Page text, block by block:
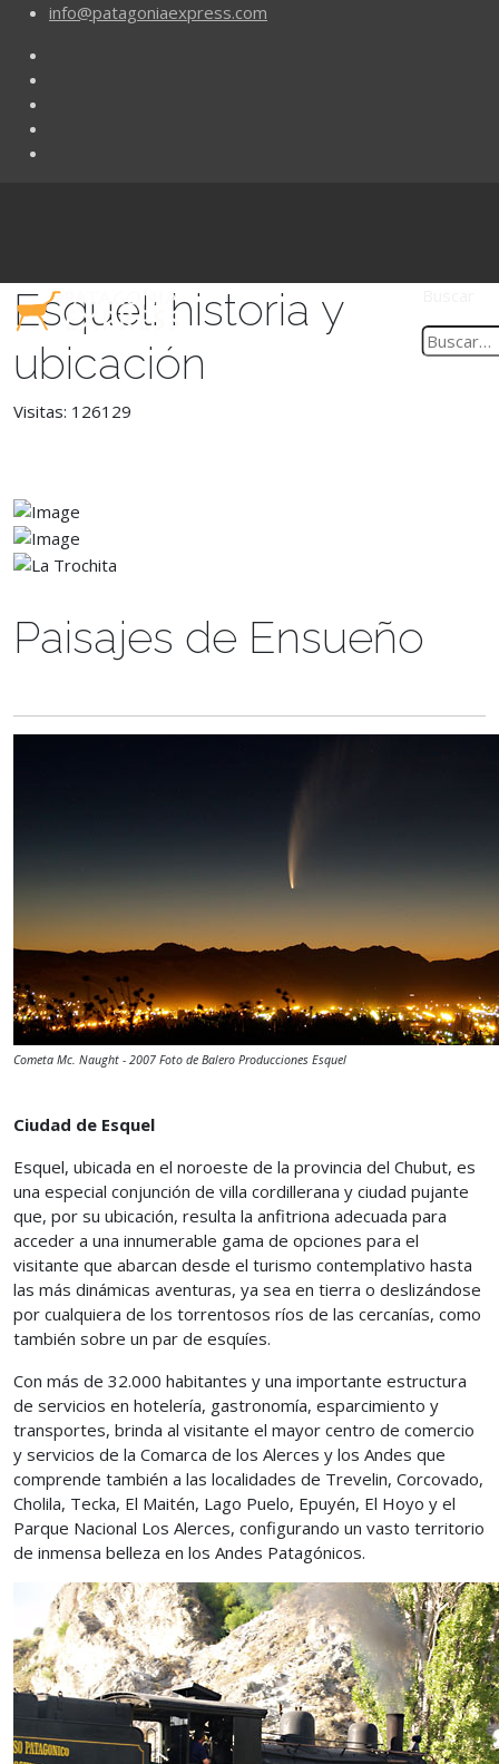
info@patagoniaexpress.com
Esquel: historia y
ubicación
Visitas: 126129
Paisajes de Ensueño
Cometa Mc. Naught - 2007 Foto de Balero Producciones Esquel
Ciudad de Esquel
Esquel, ubicada en el noroeste de la provincia del Chubut, es
una especial conjunción de villa cordillerana y ciudad pujante
que, por su ubicación, resulta la anfitriona adecuada para
acceder a una innumerable gama de opciones para el
visitante que abarcan desde el turismo contemplativo hasta
las más dinámicas aventuras, ya sea en tierra o deslizándose
por cualquiera de los torrentosos ríos de las cercanías, como
también sobre un par de esquíes.
Con más de 32.000 habitantes y una importante estructura
de servicios en hotelería, gastronomía, esparcimiento y
transportes, brinda al visitante el mayor centro de comercio
y servicios de la Comarca de los Alerces y los Andes que
comprende también a las localidades de Trevelin, Corcovado,
Cholila, Tecka, El Maitén, Lago Puelo, Epuyén, El Hoyo y el
Parque Nacional Los Alerces, configurando un vasto territorio
de inmensa belleza en los Andes Patagónicos.